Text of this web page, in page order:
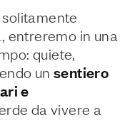
entreremo in una
quiete,
un sentiero
e
da vivere a